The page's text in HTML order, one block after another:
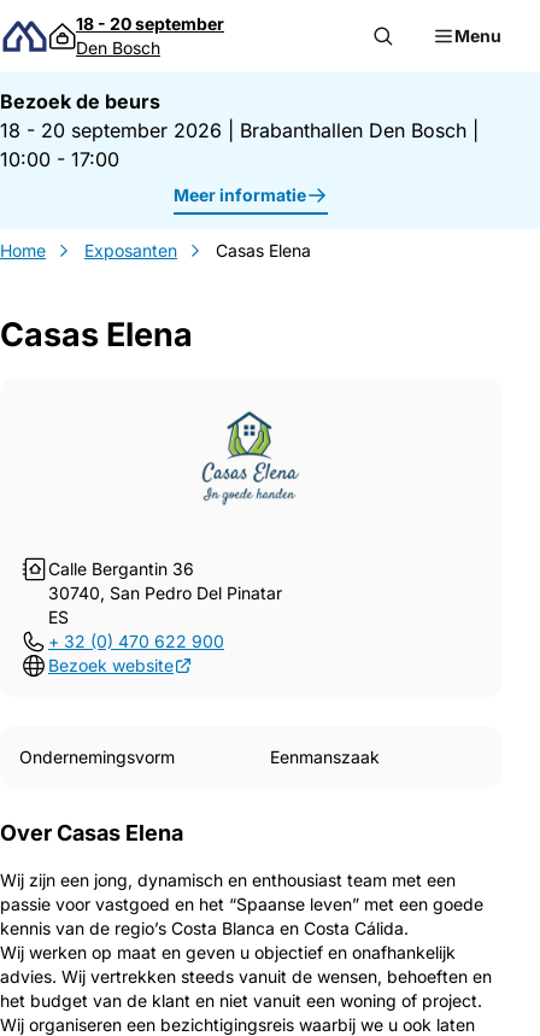
Direct naar inhoud
18 - 20 september
Den Bosch
Menu
Bezoek de beurs
18 - 20 september 2026
Brabanthallen Den Bosch
10:00 - 17:00
Meer informatie
Home Exposanten Casas Elena
Casas Elena
Calle Bergantin 36
30740, San Pedro Del Pinatar
ES
+ 32 (0) 470 622 900
Bezoek website
Ondernemingsvorm Eenmanszaak
Over Casas Elena
Wij zijn een jong, dynamisch en enthousiast team met een
passie voor vastgoed en het “Spaanse leven” met een goede
kennis van de regio’s Costa Blanca en Costa Cálida.
Wij werken op maat en geven u objectief en onafhankelijk
advies. Wij vertrekken steeds vanuit de wensen, behoeften en
het budget van de klant en niet vanuit een woning of project.
Wij organiseren een bezichtigingsreis waarbij we u ook laten